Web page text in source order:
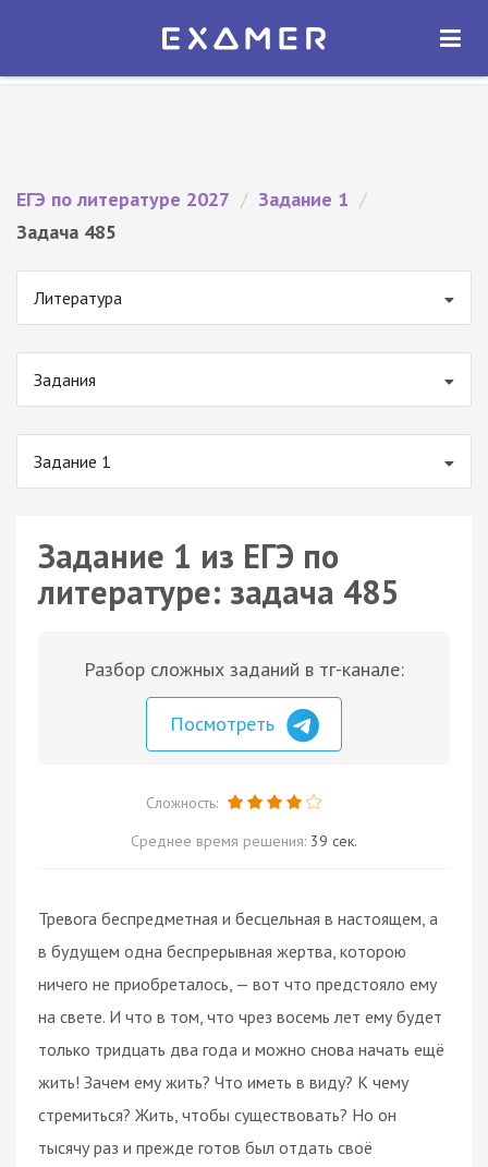
Экзамер — ЕГЭ 2027
ОТКРЫТЬ
ЕГЭ по литературе 2027 / Задание 1 /
Задача 485
Литература
Задания
Задание 1
Задание 1 из ЕГЭ по
литературе: задача 485
Разбор сложных заданий в тг-канале:
Посмотреть
Сложность:
Среднее время решения: 39 сек.
Тревога беспредметная и бесцельная в настоящем, а
в будущем одна беспрерывная жертва, которою
ничего не приобреталось, — вот что предстояло ему
на свете. И что в том, что чрез восемь лет ему будет
только тридцать два года и можно снова начать ещё
жить! Зачем ему жить? Что иметь в виду? К чему
стремиться? Жить, чтобы существовать? Но он
тысячу раз и прежде готов был отдать своё